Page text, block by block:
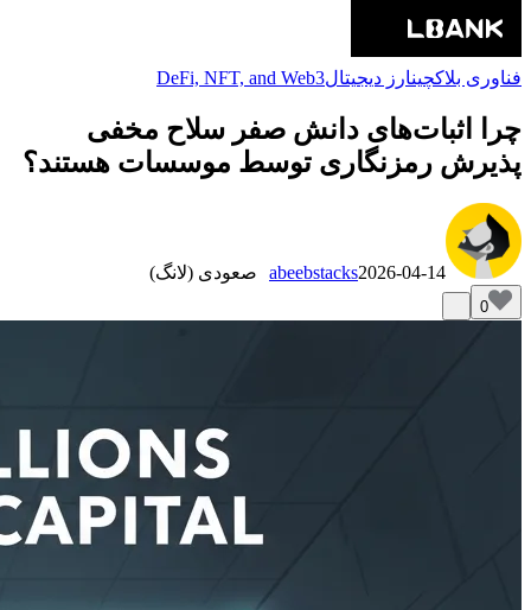
فناوری بلاکچینارز دیجیتالDeFi, NFT, and Web3
چرا اثبات‌های دانش صفر سلاح مخفی
پذیرش رمزنگاری توسط موسسات هستند؟
abeebstacks2026-04-14 صعودی (لانگ)
0